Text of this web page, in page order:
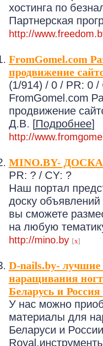
хостинга по
Партнерская
http://
FromGomel.com
продвижение
(1/914) /0 / PR: 0 /
FromGomel.com
продвижение
Д.В. [Подробнее]
http://
MINO.BY-
PR: ? / CY: ?
Наш портал
доску
вы сможете
на любую
http://mino.by [x]
D-nails.by-
наращивания
Беларусь и Россия
У нас можно
материалы для
Беларуси и